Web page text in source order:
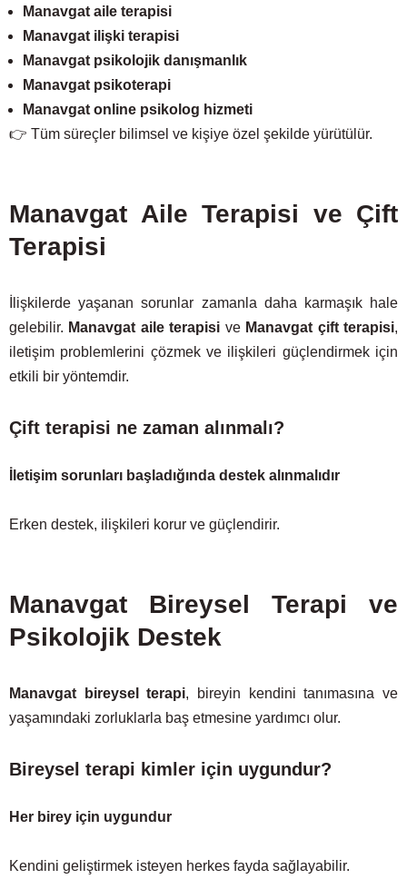
Manavgat aile terapisi
Manavgat ilişki terapisi
Manavgat psikolojik danışmanlık
Manavgat psikoterapi
Manavgat online psikolog hizmeti
👉 Tüm süreçler bilimsel ve kişiye özel şekilde yürütülür.
Manavgat Aile Terapisi ve Çift
Terapisi
İlişkilerde yaşanan sorunlar zamanla daha karmaşık hale
gelebilir. Manavgat aile terapisi ve Manavgat çift terapisi,
iletişim problemlerini çözmek ve ilişkileri güçlendirmek için
etkili bir yöntemdir.
Çift terapisi ne zaman alınmalı?
İletişim sorunları başladığında destek alınmalıdır
Erken destek, ilişkileri korur ve güçlendirir.
Manavgat Bireysel Terapi ve
Psikolojik Destek
Manavgat bireysel terapi, bireyin kendini tanımasına ve
yaşamındaki zorluklarla baş etmesine yardımcı olur.
Bireysel terapi kimler için uygundur?
Her birey için uygundur
Kendini geliştirmek isteyen herkes fayda sağlayabilir.